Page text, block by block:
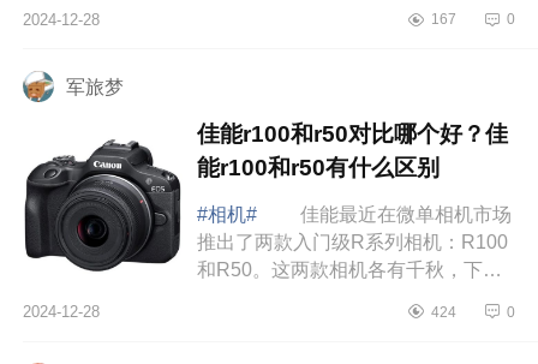
携吸引的，拿到手后发现真的超级
2024-12-28 167 0
军旅梦
佳能r100和r50对比哪个好？佳
能r100和r50有什么区别
#相机#
佳能最近在微单相机市场
推出了两款入门级R系列相机：R100
和R50。这两款相机各有千秋，下面
哪个好？佳能r100和r50有什么区
2024-12-28 424 0